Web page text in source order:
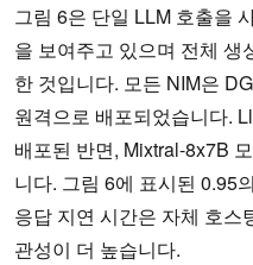
그림 6은 단일 LLM 호출을
을 보여주고 있으며 전체 생
한 것입니다. 모든 NIM은
원격으로 배포되었습니다.
배포된 반면, Mixtral-8x7B
니다. 그림 6에 표시된 0.95
응답 지연 시간은 자체 호스
관성이 더 높습니다.